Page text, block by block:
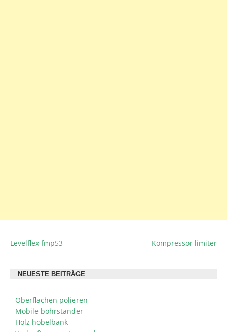
BEITRAGSNAVIGATION
Levelflex fmp53 Kompressor limiter
NEUESTE BEITRÄGE
Oberflächen polieren
Mobile bohrständer
Holz hobelbank